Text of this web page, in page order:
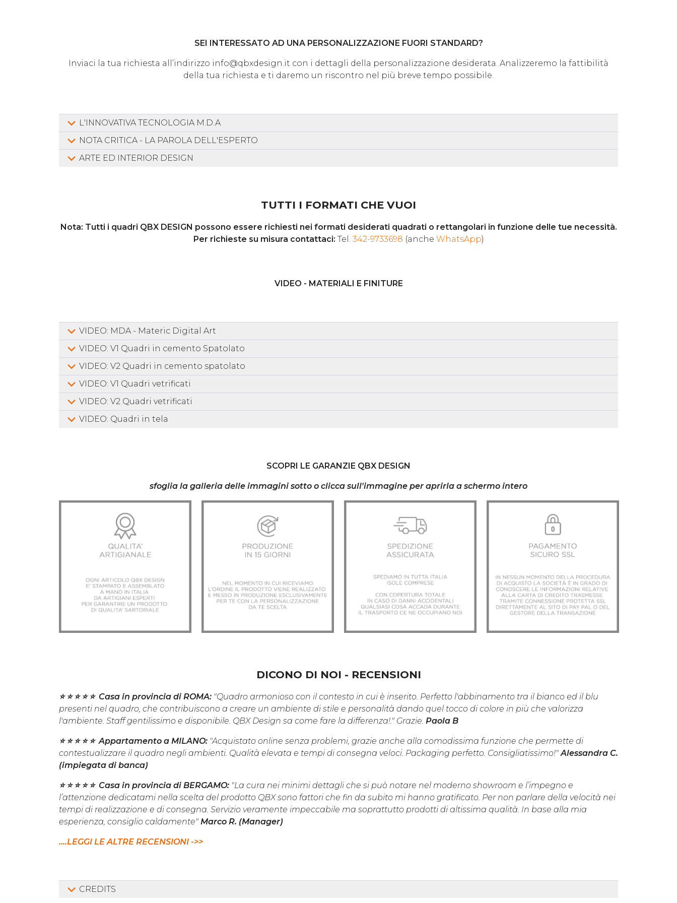
SEI INTERESSATO AD UNA PERSONALIZZAZIONE FUORI STANDARD?
Inviaci la tua richiesta all’indirizzo info@qbxdesign.it con i dettagli della personalizzazione desiderata. Analizzeremo la fattibilità
della tua richiesta e ti daremo un riscontro nel più breve tempo possibile.
L'INNOVATIVA TECNOLOGIA M.D.A
NOTA CRITICA - LA PAROLA DELL'ESPERTO
ARTE ED INTERIOR DESIGN
TUTTI I FORMATI CHE VUOI
Nota: Tutti i quadri QBX DESIGN possono essere richiesti nei formati desiderati quadrati o rettangolari in funzione delle tue necessità.
Per richieste su misura contattaci: Tel. 342-9733698 (anche WhatsApp)
VIDEO - MATERIALI E FINITURE
VIDEO: MDA - Materic Digital Art
VIDEO: V1 Quadri in cemento Spatolato
VIDEO: V2 Quadri in cemento spatolato
VIDEO: V1 Quadri vetrificati
VIDEO: V2 Quadri vetrificati
VIDEO: Quadri in tela
SCOPRI LE GARANZIE QBX DESIGN
sfoglia la galleria delle immagini sotto o clicca sull'immagine per aprirla a schermo intero
DICONO DI NOI - RECENSIONI
⭐️ ⭐️ ⭐️ ⭐️ ⭐️ Casa in provincia di ROMA: "Quadro armonioso con il contesto in cui è inserito. Perfetto l'abbinamento tra il bianco ed il blu
presenti nel quadro, che contribuiscono a creare un ambiente di stile e personalità dando quel tocco di colore in più che valorizza
l'ambiente. Staff gentilissimo e disponibile. QBX Design sa come fare la differenza!." Grazie. Paola B
⭐️ ⭐️ ⭐️ ⭐️ ⭐️ Appartamento a MILANO: "Acquistato online senza problemi, grazie anche alla comodissima funzione che permette di
contestualizzare il quadro negli ambienti. Qualità elevata e tempi di consegna veloci. Packaging perfetto. Consigliatissimo!"Alessandra C.
(impiegata di banca)
⭐️ ⭐️ ⭐️ ⭐️ ⭐️ Casa in provincia di BERGAMO: "La cura nei minimi dettagli che si può notare nel moderno showroom e l’impegno e
l’attenzione dedicatami nella scelta del prodotto QBX sono fattori che fin da subito mi hanno gratificato. Per non parlare della velocità nei
tempi di realizzazione e di consegna. Servizio veramente impeccabile ma soprattutto prodotti di altissima qualità. In base alla mia
esperienza, consiglio caldamente" Marco R. (Manager)
....LEGGI LE ALTRE RECENSIONI ->>
CREDITS